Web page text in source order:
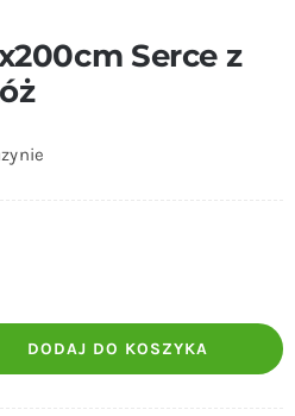
Serce z
DODAJ DO KOSZYKA